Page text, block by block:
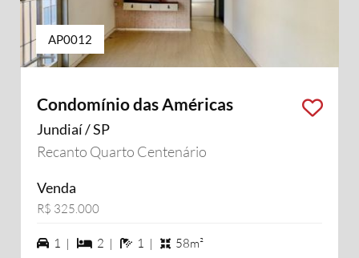
AP0012
Condomínio das Américas
Jundiaí / SP
Recanto Quarto Centenário
Venda
R$ 325.000
1 vagas na garagem
1 | 2 dormiórios
2 | 1 banheiros
1 | 58m²